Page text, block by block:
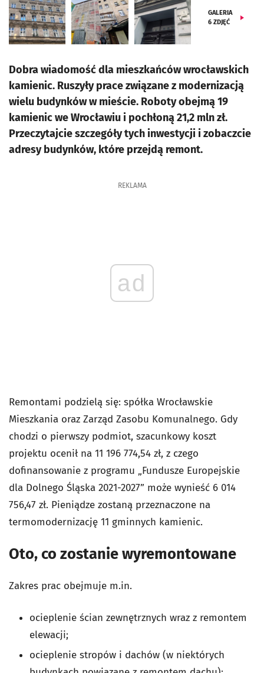
GALERIA
6 ZDJĘĆ
Dobra wiadomość dla mieszkańców wrocławskich
kamienic. Ruszyły prace związane z modernizacją
wielu budynków w mieście. Roboty obejmą 19
kamienic we Wrocławiu i pochłoną 21,2 mln zł.
Przeczytajcie szczegóły tych inwestycji i zobaczcie
adresy budynków, które przejdą remont.
REKLAMA
ad
Remontami podzielą się: spółka Wrocławskie
Mieszkania oraz Zarząd Zasobu Komunalnego. Gdy
chodzi o pierwszy podmiot, szacunkowy koszt
projektu ocenił na 11 196 774,54 zł, z czego
dofinansowanie z programu „Fundusze Europejskie
dla Dolnego Śląska 2021-2027” może wynieść 6 014
756,47 zł. Pieniądze zostaną przeznaczone na
termomodernizację 11 gminnych kamienic.
Oto, co zostanie wyremontowane
Zakres prac obejmuje m.in.
ocieplenie ścian zewnętrznych wraz z remontem
elewacji;
ocieplenie stropów i dachów (w niektórych